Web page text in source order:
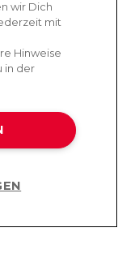
vorbehalten
wir Dich
mit
Hinweise
in der